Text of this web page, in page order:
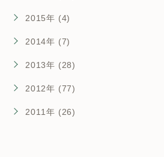
2015年 (4)
2014年 (7)
2013年 (28)
2012年 (77)
2011年 (26)